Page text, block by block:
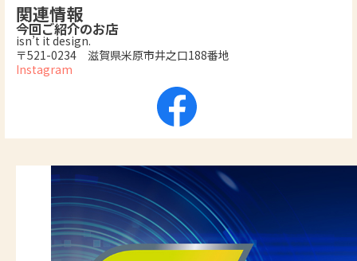
関連情報
今回ご紹介のお店
isn’t it design.
〒521-0234 滋賀県米原市井之口188番地
Instagram